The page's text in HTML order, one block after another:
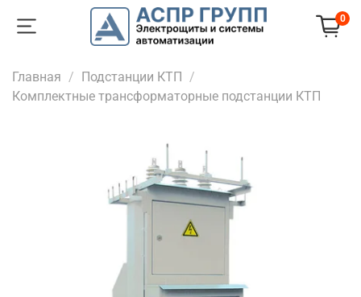
0
Главная
Подстанции КТП
Комплектные трансформаторные подстанции КТП